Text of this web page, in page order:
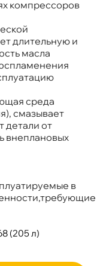
компрессоро
длительную и
масла
среда
смазывает
детали от
внеплановых
(205 л)